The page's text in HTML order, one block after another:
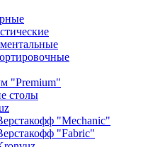
"Premium"
столы
"Mechanic"
"Fabric"